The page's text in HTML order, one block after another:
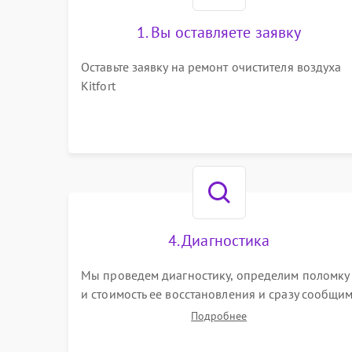
1. Вы оставляете заявку
Оставьте заявку на ремонт очистителя воздуха
Kitfort
4. Диагностика
Мы проведем диагностику, определим поломку
и стоимость ее восстановления и сразу
вам о сроках ее починки
Подробнее